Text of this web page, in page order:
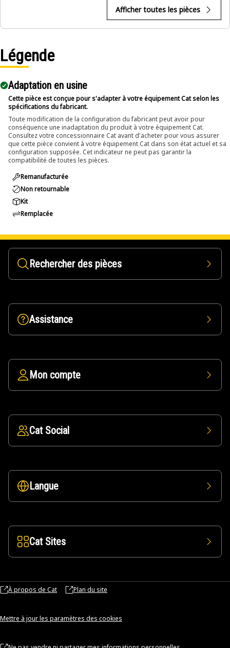
Afficher toutes les pièces
Légende
Adaptation en usine
Cette pièce est conçue pour s'adapter à votre équipement Cat selon les
spécifications du fabricant.
Toute modification de la configuration du fabricant peut avoir pour
conséquence une inadaptation du produit à votre équipement Cat.
Consultez votre concessionnaire Cat avant d'acheter pour vous assurer
que cette pièce convient à votre équipement Cat dans son état actuel et sa
configuration supposée. Cet indicateur ne peut pas garantir la
compatibilité de toutes les pièces.
Remanufacturée
Non retournable
Kit
Remplacée
Rechercher des pièces
Assistance
Mon compte
Cat Social
Langue
Cat Sites
À propos de Cat Plan du site
Mettre à jour les paramètres des cookies